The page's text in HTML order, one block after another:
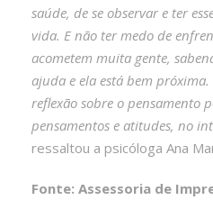
saúde, de se observar e ter
vida. E não ter medo de
acometem muita gente,
ajuda e ela está bem próxima.
reflexão sobre o pensamento
pensamentos e atitudes, no
ressaltou a psicóloga Ana
Fonte: Assessoria de